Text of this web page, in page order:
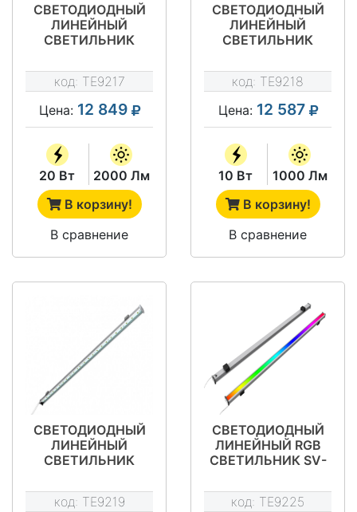
СВЕТОДИОДНЫЙ
ЛИНЕЙНЫЙ
СВЕТИЛЬНИК
ОСВЕЩЕНИЯ SV-
LBS-COMPACT-20-
990-W-36V
код: TE9217
Цена: 12 849
20 Вт
2000 Лм
В корзину!
В сравнение
СВЕТОДИОДНЫЙ
ЛИНЕЙНЫЙ
СВЕТИЛЬНИК
ОСВЕЩЕНИЯ SV-
LBS-COMPACT-10-
500-W-L30-36V
код: TE9218
Цена: 12 587
10 Вт
1000 Лм
В корзину!
В сравнение
СВЕТОДИОДНЫЙ
ЛИНЕЙНЫЙ
СВЕТИЛЬНИК
ОСВЕЩЕНИЯ SV-
LBS-COMPACT-20-
код: TE9219
СВЕТОДИОДНЫЙ
ЛИНЕЙНЫЙ RGB
СВЕТИЛЬНИК SV-
970-RGB-SPI-12V-
16PIX
код: TE9225